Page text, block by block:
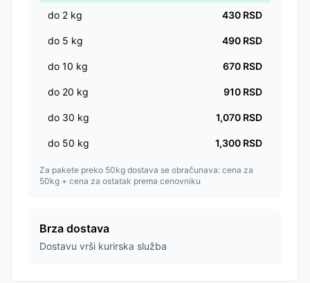
do 2 kg 430 RSD
do 5 kg 490 RSD
do 10 kg 670 RSD
do 20 kg 910 RSD
do 30 kg 1,070 RSD
do 50 kg 1,300 RSD
Za pakete preko 50kg dostava se obračunava: cena za
50kg + cena za ostatak prema cenovniku
Brza dostava
Dostavu vrši kurirska služba